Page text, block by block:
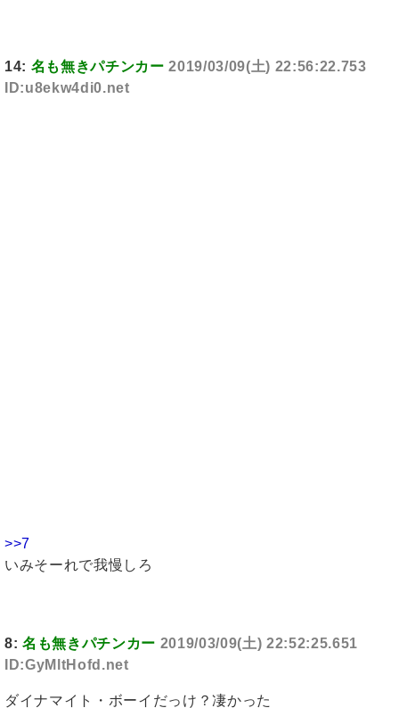
14: 名も無きパチンカー 2019/03/09(土) 22:56:22.753
ID:u8ekw4di0.net
>>7
いみそーれで我慢しろ
8: 名も無きパチンカー 2019/03/09(土) 22:52:25.651
ID:GyMltHofd.net
ダイナマイト・ボーイだっけ？凄かった